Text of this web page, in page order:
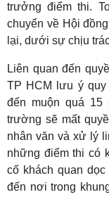
trưởng điểm thi.
chuyển về Hội
lại, dưới sự chịu
Liên quan đến
TP HCM lưu ý quy
đến muộn quá
trường sẽ mất
nhân văn và xử lý
những điểm thi có
cố khách quan
đến nơi trong